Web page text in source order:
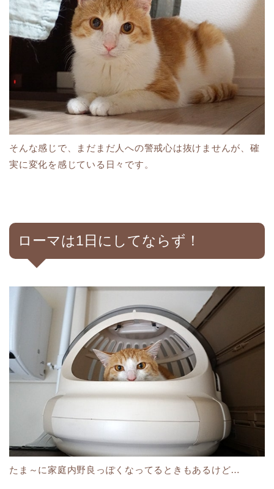
そんな感じで、まだまだ人への警戒心は抜けませんが、確
実に変化を感じている日々です。
ローマは1日にしてならず！
たま～に家庭内野良っぽくなってるときもあるけど…